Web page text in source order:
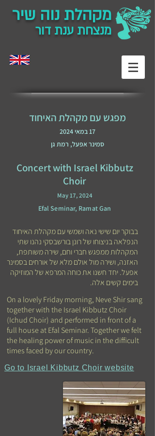
מקהלת נוה שיר
מנצחת ענת דור
מפגש עם מקהלת האיחוד
17 במאי 2024
סמינר אפעל, רמת גן
Concert with Israel Kibbutz
Choir
May 17, 2024
Efal Seminar, Ramat Gan
בבוקר יום שישי נאה ושמשי עם מקהלת האיחוד
הנפלאה בניצוחו של רונן בורשבסקי נהנו שתי
המקהלות ממפגש חברי וחם, שירה משותפת,
האזנה, ושירה מול אולם מלא של אורחים בסמינר
אפעל. יחד חשנו את כוחה המרפא של המוזיקה
בימים קשים אלה.
On a lovely Friday morning, Neve Shir sang
together with the Israel Kibbutz Choir
(Ichud Choir) and performed in front of a
full house at Efal Seminar. Together we felt
the healing power of music in the difficult
times faced by our country.
Go to Israel Kibbutz Choir website